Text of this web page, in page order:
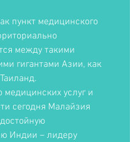
пункт медицинского
между такими
гигантами Азии, как
услуг и
сегодня Малайзия
Индии – лидеру